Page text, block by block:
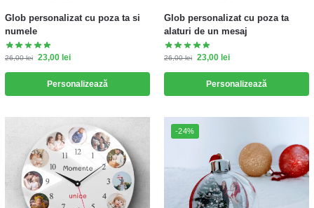
Glob personalizat cu poza ta si
numele
26,00lei 23,00 lei
Personalizează
Glob personalizat cu poza ta
alaturi de un mesaj
26,00lei 23,00 lei
Personalizează
-24%